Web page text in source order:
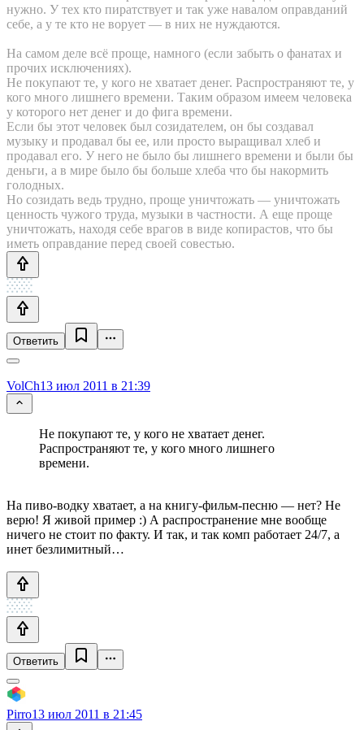
нужно. У тех кто пиратствует и так уже навалом оправданий
себе, а у те кто не ворует — в них не нуждаются.
На самом деле всё проще, намного (если забыть о фанатах и
прочих исключениях).
Не покупают те, у кого не хватает денег. Распространяют те, у
кого много лишнего времени. Таким образом имеем человека
у которого нет денег и до фига времени.
Если бы этот человек был созидателем, он бы создавал
музыку и продавал бы ее, или просто выращивал хлеб и
продавал его. У него не было бы лишнего времени и были бы
деньги, а в мире было бы больше хлеба что бы накормить
голодных.
Но созидать ведь трудно, проще уничтожать — уничтожать
ценность чужого труда, музыки в частности. А еще проще
уничтожать, находя себе врагов в виде копирастов, что бы
иметь оправдание перед своей совестью.
Ответить
VolCh13 июл 2011 в 21:39
Не покупают те, у кого не хватает денег.
Распространяют те, у кого много лишнего
времени.
На пиво-водку хватает, а на книгу-фильм-песню — нет? Не
верю! Я живой пример :) А распространение мне вообще
ничего не стоит по факту. И так, и так комп работает 24/7, а
инет безлимитный…
Ответить
Pirro13 июл 2011 в 21:45